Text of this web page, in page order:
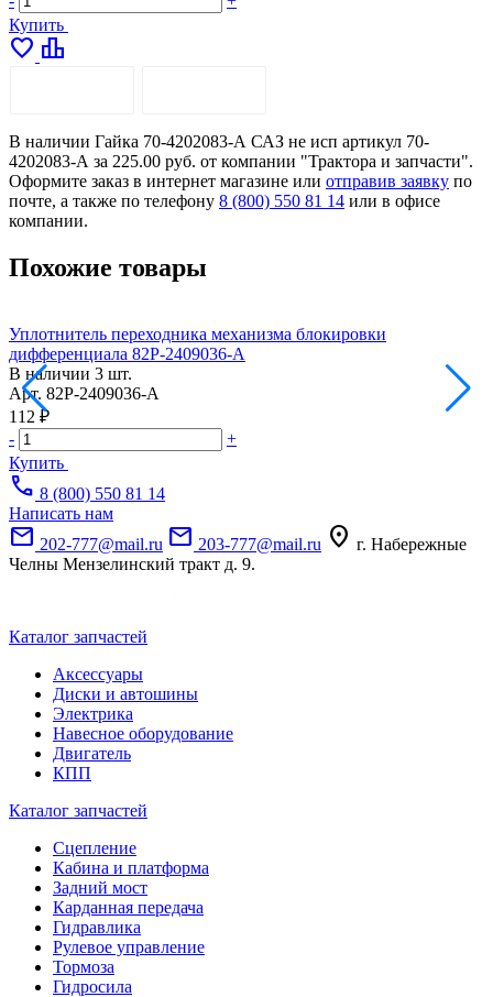
Купить
favorite leaderboard
В наличии Гайка 70-4202083-А САЗ не исп артикул 70-
4202083-А за 225.00 руб. от компании "Трактора и запчасти".
Оформите заказ в интернет магазине или отправив заявку по
почте, а также по телефону 8 (800) 550 81 14 или в офисе
компании.
Похожие товары
Уплотнитель переходника механизма блокировки
дифференциала 82Р-2409036-А
В наличии 3 шт.
Арт. 82Р-2409036-А
112 ₽
-
+
Купить
call 8 (800) 550 81 14
Написать нам
mail 202-777@mail.ru mail 203-777@mail.ru location_on г. Набережные
Челны Мензелинский тракт д. 9.
Каталог запчастей
Аксессуары
Диски и автошины
Электрика
Навесное оборудование
Двигатель
КПП
Каталог запчастей
Сцепление
Кабина и платформа
Задний мост
Карданная передача
Гидравлика
Рулевое управление
Тормоза
Гидросила